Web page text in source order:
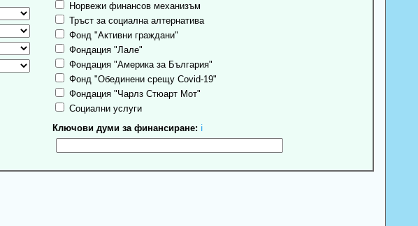
Норвежи финансов механизъм
Тръст за социална алтернатива
Фонд "Активни граждани"
Фондация "Лале"
Фондация "Америка за България"
Фонд "Обединени срещу Covid-19"
Фондация "Чарлз Стюарт Мот"
Социални услуги
Ключови думи за финансиране: ℹ